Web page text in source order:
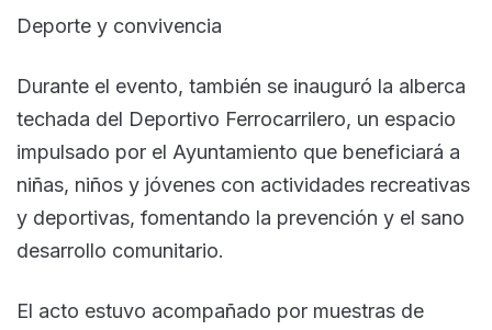
Deporte y convivencia
Durante el evento, también se inauguró la alberca
techada del Deportivo Ferrocarrilero, un espacio
impulsado por el Ayuntamiento que beneficiará a
niñas, niños y jóvenes con actividades recreativas
y deportivas, fomentando la prevención y el sano
desarrollo comunitario.
El acto estuvo acompañado por muestras de